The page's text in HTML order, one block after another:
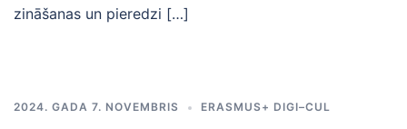
zināšanas un pieredzi […]
2024. GADA 7. NOVEMBRIS ERASMUS+ DIGI–CUL